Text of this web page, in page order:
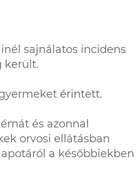
sajnálatos incidens
került.
érintett.
és azonnal
orvosi ellátásban
a későbbiekben